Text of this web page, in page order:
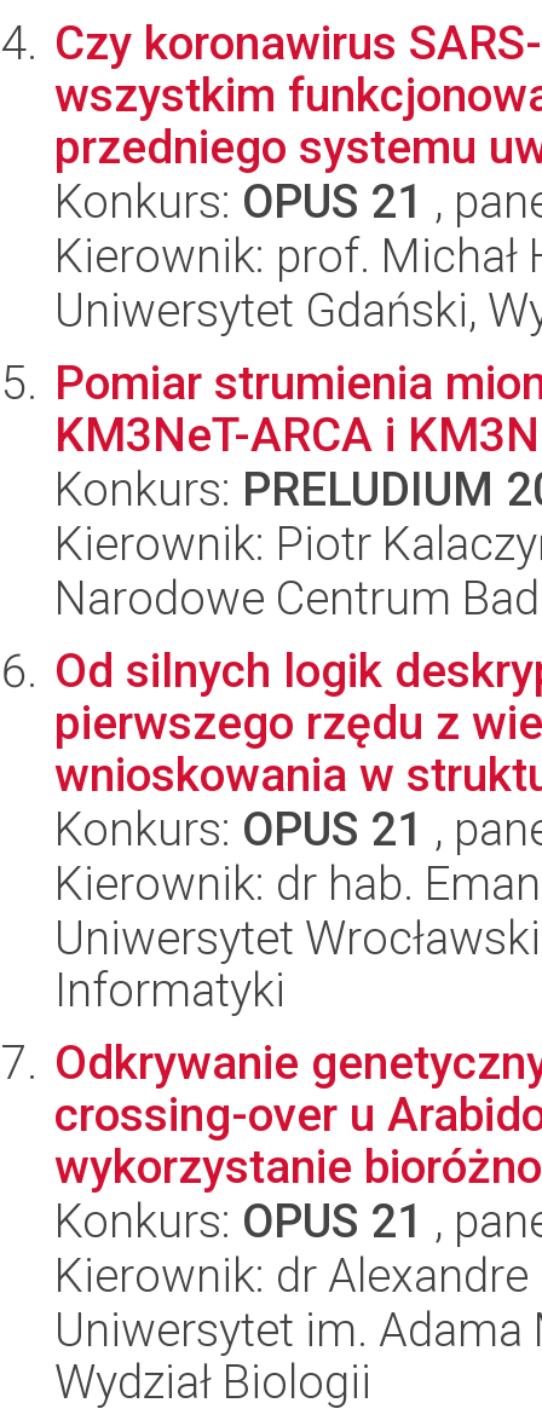
Czy koronawirus
wszystkim
przedniego systemu
Konkurs: OPUS 21 ,
Kierownik: prof. Michał
Uniwersytet Gdański,
Pomiar strumienia
KM3NeT-ARCA i
Konkurs: PRELUDIUM
Kierownik: Piotr
Narodowe Centrum
Od silnych logik
pierwszego rzędu z
wnioskowania w
Konkurs: OPUS 21 ,
Kierownik: dr hab.
Uniwersytet
Informatyki
Odkrywanie
crossing-over u
wykorzystanie
Konkurs: OPUS 21 ,
Kierownik: dr Alexandre
Uniwersytet im.
Wydział Biologii